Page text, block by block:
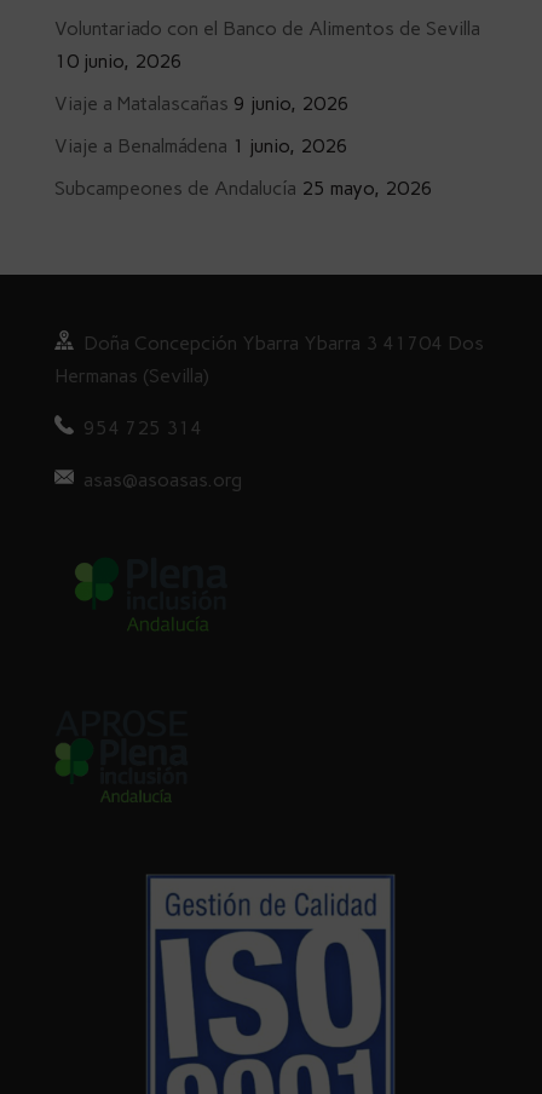
Voluntariado con el Banco de Alimentos de Sevilla
10 junio, 2026
Viaje a Matalascañas 9 junio, 2026
Viaje a Benalmádena 1 junio, 2026
Subcampeones de Andalucía 25 mayo, 2026
Doña Concepción Ybarra Ybarra 3 41704 Dos
Hermanas (Sevilla)
954 725 314
asas@asoasas.org